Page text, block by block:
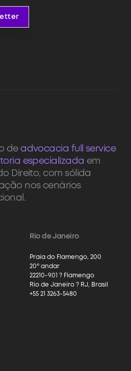
de advocacia full service
especializada em
Direito, com sólida
nos cenários
Rio de Janeiro
Praia do Flamengo, 200
20º andar
22210-901 ? Flamengo
Rio de Janeiro ? RJ, Brasil
+55 21 3263-5480